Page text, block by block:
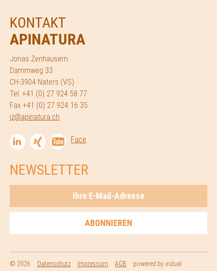
KONTAKT
APINATURA
Jonas Zenhäusern
Dammweg 33
CH-3904 Naters (VS)
Tel. +41 (0) 27 924 58 77
Fax +41 (0) 27 924 16 35
jz@apinatura.ch
NEWSLETTER
© 2026 Datenschutz Impressum AGB powered by indual